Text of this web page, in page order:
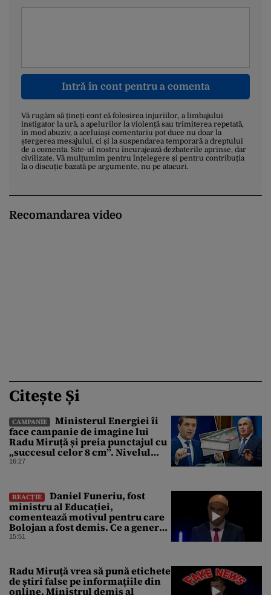
Intră în cont pentru a comenta
Vă rugăm să țineți cont că folosirea injuriilor, a limbajului
instigator la ură, a apelurilor la violență sau trimiterea repetată,
în mod abuziv, a aceluiași comentariu pot duce nu doar la
ștergerea mesajului, ci și la suspendarea temporară a dreptului
de a comenta. Site-ul nostru încurajează dezbaterile aprinse, dar
civilizate. Vă mulțumim pentru înțelegere și pentru contribuția
la o discuție bazată pe argumente, nu pe atacuri.
Recomandarea video
Citește Și
CAMPANIE
Ministerul Energiei îi
face campanie de imagine lui
Radu Miruță și preia punctajul cu
„succesul celor 8 cm”. Nivelul
Dunării a crescut cu 4 cm
16:27
REACȚIE
Daniel Funeriu, fost
ministru al Educației,
comentează motivul pentru care
Bolojan a fost demis. Ce a generat
eșecul guvernării
15:51
Radu Miruţă vrea să pună etichete
de știri false pe informațiile din
online. Ministrul demis al